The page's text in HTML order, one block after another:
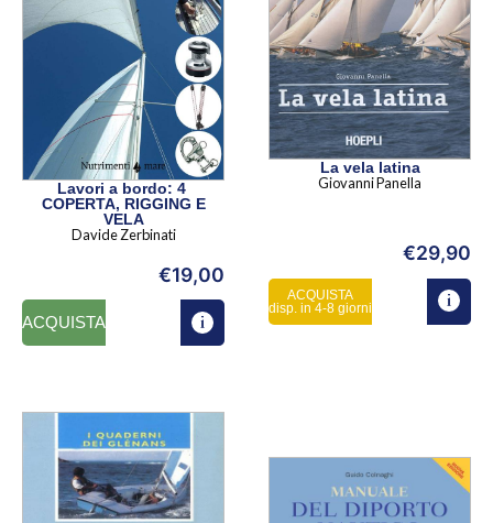
Lavori a bordo: 4
COPERTA, RIGGING E
VELA
Davide Zerbinati
€19,00
ACQUISTA
La vela latina
Giovanni Panella
€29,90
ACQUISTA
disp. in 4-8 giorni